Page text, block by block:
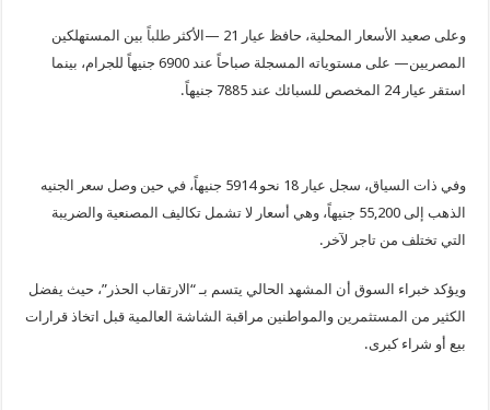
وعلى صعيد الأسعار المحلية، حافظ عيار 21 —الأكثر طلباً بين المستهلكين
المصريين— على مستوياته المسجلة صباحاً عند 6900 جنيهاً للجرام، بينما
استقر عيار 24 المخصص للسبائك عند 7885 جنيهاً.
وفي ذات السياق، سجل عيار 18 نحو 5914 جنيهاً، في حين وصل سعر الجنيه
الذهب إلى 55,200 جنيهاً، وهي أسعار لا تشمل تكاليف المصنعية والضريبة
التي تختلف من تاجر لآخر.
ويؤكد خبراء السوق أن المشهد الحالي يتسم بـ “الارتقاب الحذر”، حيث يفضل
الكثير من المستثمرين والمواطنين مراقبة الشاشة العالمية قبل اتخاذ قرارات
بيع أو شراء كبرى.